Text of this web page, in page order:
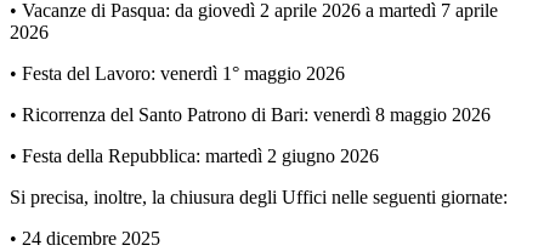
• Vacanze di Pasqua: da giovedì 2 aprile 2026 a martedì 7 aprile
2026
• Festa del Lavoro: venerdì 1° maggio 2026
• Ricorrenza del Santo Patrono di Bari: venerdì 8 maggio 2026
• Festa della Repubblica: martedì 2 giugno 2026
Si precisa, inoltre, la chiusura degli Uffici nelle seguenti giornate:
• 24 dicembre 2025